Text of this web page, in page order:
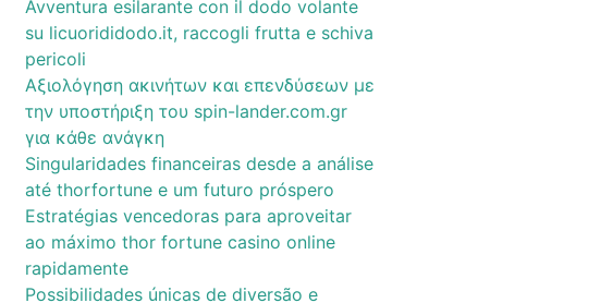
Avventura esilarante con il dodo volante
su licuorididodo.it, raccogli frutta e schiva
pericoli
Αξιολόγηση ακινήτων και επενδύσεων με
την υποστήριξη του spin-lander.com.gr
για κάθε ανάγκη
Singularidades financeiras desde a análise
até thorfortune e um futuro próspero
Estratégias vencedoras para aproveitar
ao máximo thor fortune casino online
rapidamente
Possibilidades únicas de diversão e